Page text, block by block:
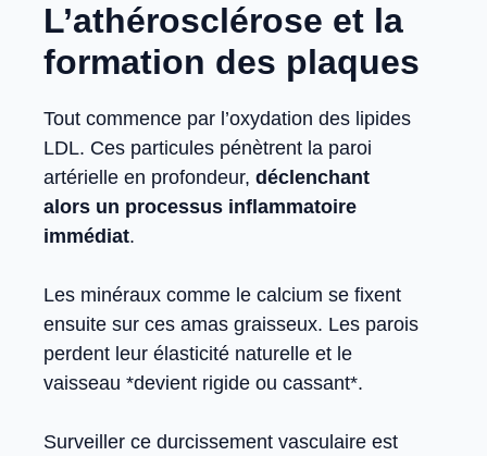
L’athérosclérose et la
formation des plaques
Tout commence par l’oxydation des lipides
LDL. Ces particules pénètrent la paroi
artérielle en profondeur, déclenchant
alors un processus inflammatoire
immédiat.
Les minéraux comme le calcium se fixent
ensuite sur ces amas graisseux. Les parois
perdent leur élasticité naturelle et le
vaisseau *devient rigide ou cassant*.
Surveiller ce durcissement vasculaire est